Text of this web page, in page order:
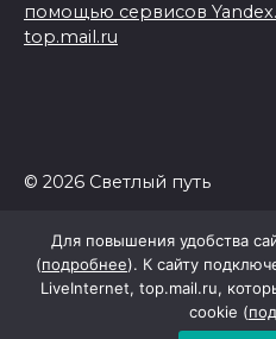
помощью сервисов
top.mail.ru
© 2026 Светлый путь
Для повышения удобства
(подробнее). К сайту
LiveInternet, top.mail.ru,
cookie (